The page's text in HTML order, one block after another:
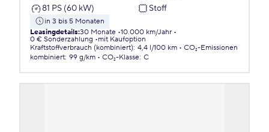
81 PS (60 kW)
Stoff
in 3 bis 5 Monaten
Leasingdetails:30 Monate 10.000 km/Jahr
0 € Sonderzahlung
mit Kaufoption
Kraftstoffverbrauch (kombiniert): 4,4 l/100 km
CO₂-Emissionen
kombiniert: 99 g/km CO₂-Klasse: C